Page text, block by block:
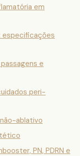
em
especificações
e
peri-
ablativo
PN, PDRN e